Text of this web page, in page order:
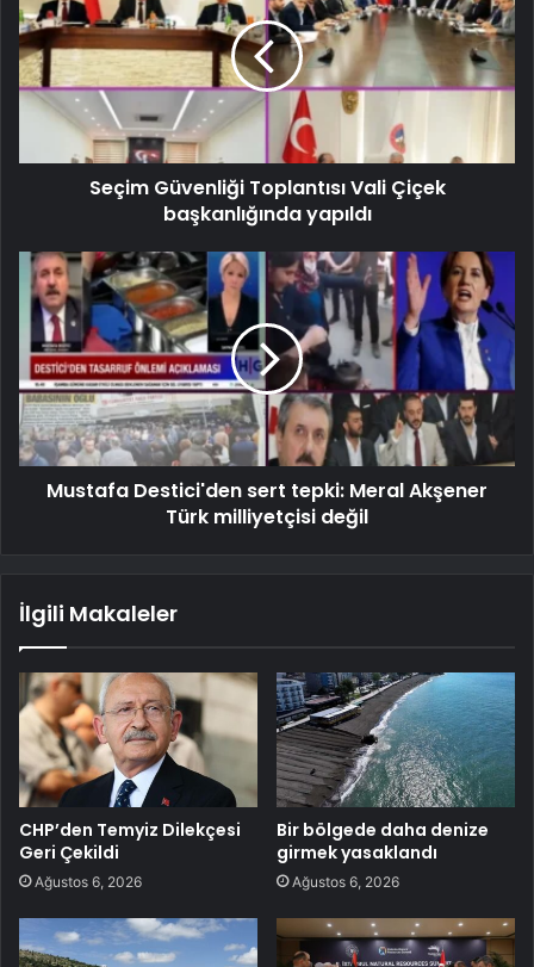
Seçim Güvenliği Toplantısı Vali Çiçek
başkanlığında yapıldı
Mustafa Destici'den sert tepki: Meral Akşener
Türk milliyetçisi değil
İlgili Makaleler
CHP’den Temyiz Dilekçesi
Geri Çekildi
Ağustos 6, 2026
Bir bölgede daha denize
girmek yasaklandı
Ağustos 6, 2026